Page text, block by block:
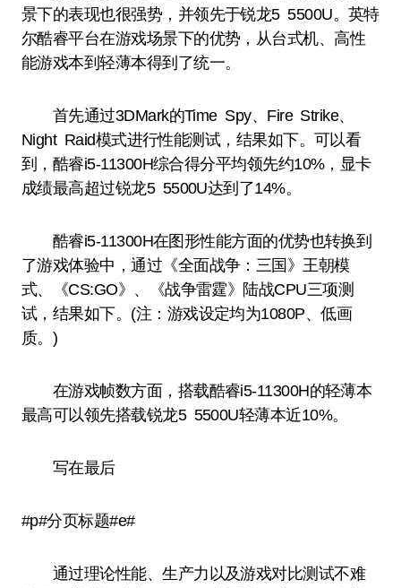
景下的表现也很强势，并领先于锐龙5 5500U。英特
尔酷睿平台在游戏场景下的优势，从台式机、高性
能游戏本到轻薄本得到了统一。
首先通过3DMark的Time Spy、Fire Strike、
Night Raid模式进行性能测试，结果如下。可以看
到，酷睿i5-11300H综合得分平均领先约10%，显卡
成绩最高超过锐龙5 5500U达到了14%。
酷睿i5-11300H在图形性能方面的优势也转换到
了游戏体验中，通过《全面战争：三国》王朝模
式、《CS:GO》、《战争雷霆》陆战CPU三项测
试，结果如下。(注：游戏设定均为1080P、低画
质。)
在游戏帧数方面，搭载酷睿i5-11300H的轻薄本
最高可以领先搭载锐龙5 5500U轻薄本近10%。
写在最后
#p#分页标题#e#
通过理论性能、生产力以及游戏对比测试不难